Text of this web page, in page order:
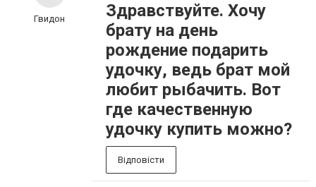
Гвидон
Здравствуйте. Хочу
брату на день
рождение подарить
удочку, ведь брат мой
любит рыбачить. Вот
где качественную
удочку купить можно?
Відповісти